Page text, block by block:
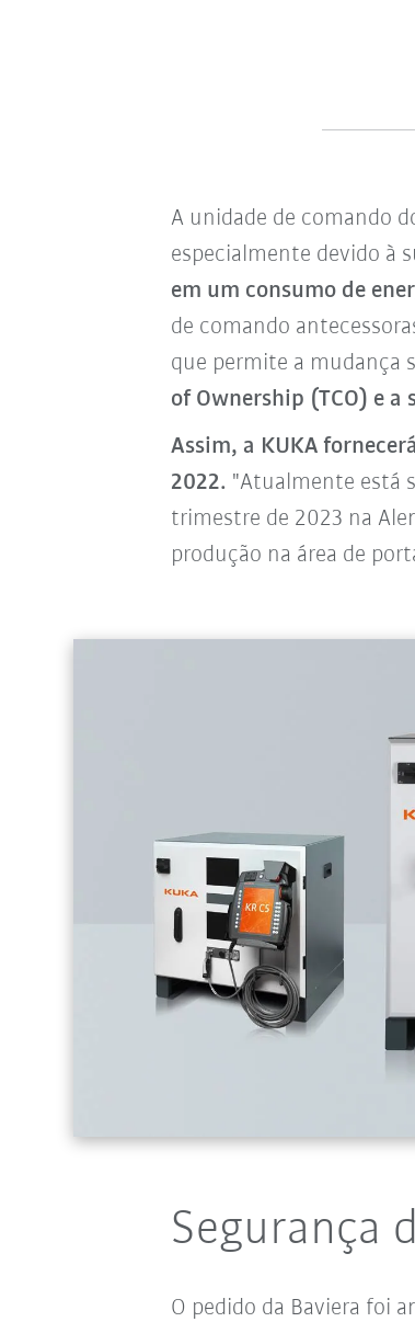
A unidade de comando
especialmente devido à
em um consumo de
de comando
que permite a mudança
of Ownership (TCO) e
Assim, a KUKA
2022. "Atualmente está
trimestre de 2023 na
produção na área de
Segurança
O pedido da Baviera foi